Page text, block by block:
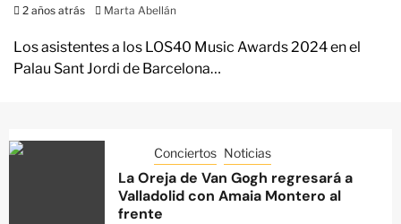
2 años atrás Marta Abellán
Los asistentes a los LOS40 Music Awards 2024 en el
Palau Sant Jordi de Barcelona…
Conciertos Noticias
La Oreja de Van Gogh regresará a
Valladolid con Amaia Montero al
frente